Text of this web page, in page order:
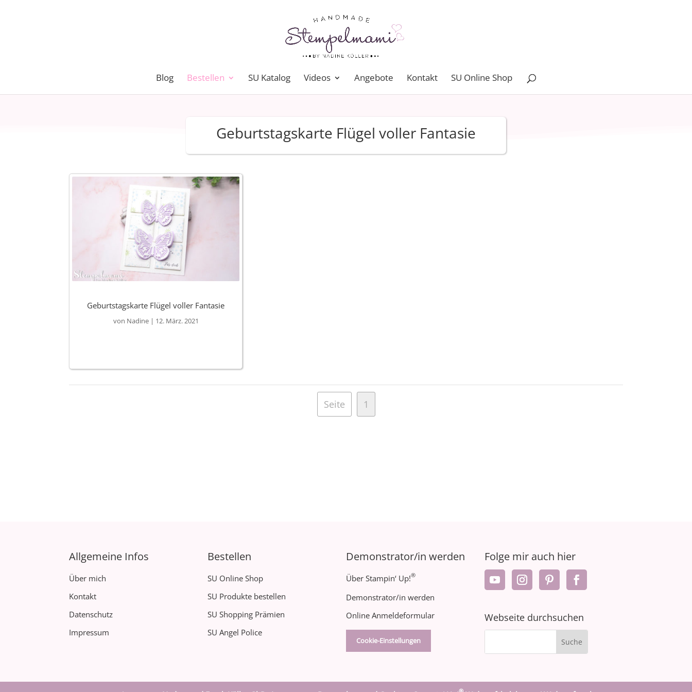
Blog Bestellen SU Katalog Videos Angebote Kontakt SU Online Shop
Geburtstagskarte Flügel voller Fantasie
Geburtstagskarte Flügel voller Fantasie
von Nadine| 12. März. 2021
Seite 1
Allgemeine Infos
Über mich
Kontakt
Datenschutz
Impressum
Bestellen
SU Online Shop
SU Produkte bestellen
SU Shopping Prämien
SU Angel Police
Demonstrator/in werden
Über Stampin‘ Up!®
Demonstrator/in werden
Online Anmeldeformular
Cookie-Einstellungen
Folge mir auch hier
Webseite durchsuchen